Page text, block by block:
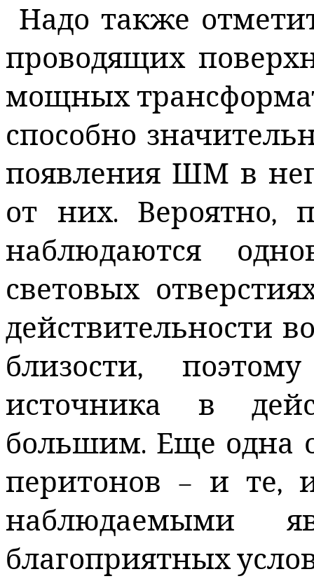
Надо также
проводящих
мощных
способно
появления ШМ в
от них. Вероятно,
наблюдаются
световых
действительности
близости,
источника в
большим. Еще одна
перитонов – и те,
наблюдаемыми
благоприятных